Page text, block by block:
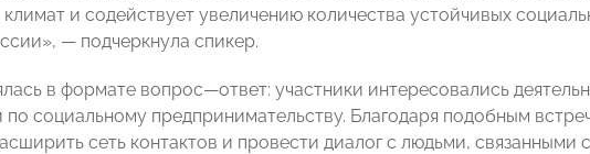
и содействует увеличению количества устойчивых
— подчеркнула спикер.
в формате вопрос—ответ: участники интересовались
социальному предпринимательству. Благодаря подобным
сеть контактов и провести диалог с людьми, связанными